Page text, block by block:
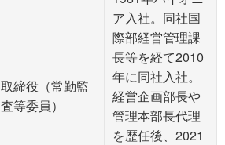
取締役（常勤監
査等委員）
ア入社。同社国
際部経営管理課
長等を経て2010
年に同社入社。
経営企画部長や
管理本部長代理
を歴任後、2021